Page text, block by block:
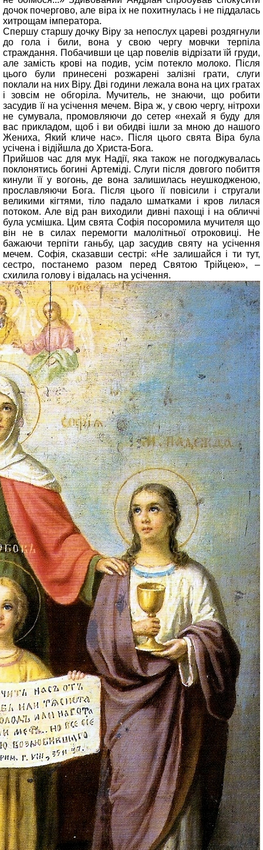
дочок почергово, але віра іх не похитнулась і не піддалась
хитрощам імператора.
Спершу старшу дочку Віру за непослух цареві роздягнули
до гола і били, вона у свою чергу мовчки терпіла
страждання. Побачивши це цар повелів відрізати їй груди,
але замість крові на подив, усім потекло молоко. Після
цього були принесені розжарені залізні грати, слуги
поклали на них Віру. Дві години лежала вона на цих гратах
і зовсім не обгоріла. Мучитель, не знаючи, що робити
засудив її на усічення мечем. Віра ж, у свою чергу, нітрохи
не сумувала, промовляючи до сетер «нехай я буду для
вас прикладом, щоб і ви обидві ішли за мною до нашого
Жениха, Який кличе нас». Після цього свята Віра була
усічена і відійшла до Христа-Бога.
Прийшов час для мук Надії, яка також не погоджувалась
поклонятись богині Артеміді. Слуги після довгого побиття
кинули її у вогонь, де вона залишилась неушкодженою,
прославляючи Бога. Після цього її повісили і стругали
великими кігтями, тіло падало шматками і кров лилася
потоком. Але від ран виходили дивні пахощі і на обличчі
була усмішка. Цим свята Софія посоромила мучителя що
він не в силах перемогти малолітньої отроковиці. Не
бажаючи терпіти ганьбу, цар засудив святу на усічення
мечем. Софія, сказавши сестрі: «Не залишайся і ти тут,
сестро, постанемо разом перед Святою Трійцею», –
схилила голову і відалась на усічення.